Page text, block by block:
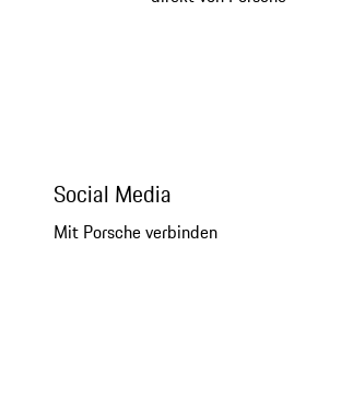
Social Media
Mit Porsche verbinden